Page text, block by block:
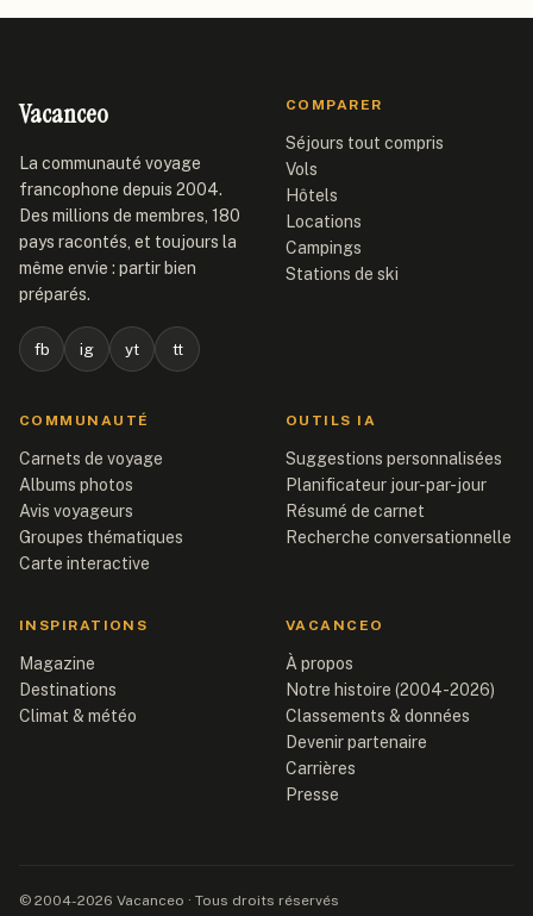
Vacanceo
La communauté voyage
francophone depuis 2004.
Des millions de membres, 180
pays racontés, et toujours la
même envie : partir bien
préparés.
fb ig yt tt
COMPARER
Séjours tout compris
Vols
Hôtels
Locations
Campings
Stations de ski
COMMUNAUTÉ
Carnets de voyage
Albums photos
Avis voyageurs
Groupes thématiques
Carte interactive
OUTILS IA
Suggestions personnalisées
Planificateur jour-par-jour
Résumé de carnet
Recherche conversationnelle
INSPIRATIONS
Magazine
Destinations
Climat & météo
VACANCEO
À propos
Notre histoire (2004-2026)
Classements & données
Devenir partenaire
Carrières
Presse
© 2004-2026 Vacanceo · Tous droits réservés